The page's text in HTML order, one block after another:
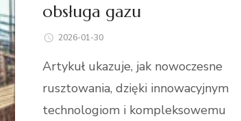
obsługa gazu
2026-01-30
Artykuł ukazuje, jak nowoczesne
rusztowania, dzięki innowacyjnym
technologiom i kompleksowemu